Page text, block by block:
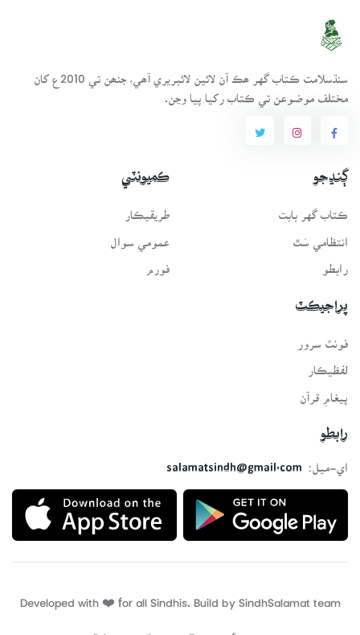
سنڌسلامت ڪتاب گهر ھڪ آن لائين لائبريري آھي، جنھن تي 2010ع کان
مختلف موضوعن تي ڪتاب رکيا پيا وڃن.
ڳنڍجو
ڪتاب گهر بابت
انتظامي سَٿ
رابطو
ڪميونٽي
طريقيڪار
عمومي سوال
فورم
پراجيڪٽ
لفظيڪار
پيغامِ قرآن
رابطو
اي-ميل:
salamatsindh@gmail.com
Developed with ❤️ for all Sindhis. Build by
Terms of use